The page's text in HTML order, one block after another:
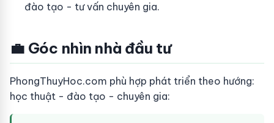
đào tạo - tư vấn chuyên gia.
💼 Góc nhìn nhà đầu tư
PhongThuyHoc.com phù hợp phát triển theo hướng:
học thuật - đào tạo - chuyên gia: